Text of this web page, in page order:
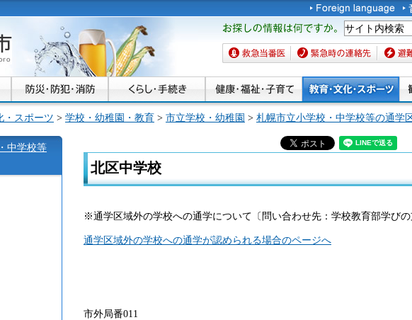
お探しの情報は何です
か。
救急当番医 緊急時の連絡先 避難場
・スポーツ > 学校・幼稚園・教育 > 市立学校・幼稚園 > 札幌市立小学校・中学校等の通学
中学校等
北区中学校
※通学区域外の学校への通学について〔問い合わせ先：学校教育部学び
通学区域外の学校への通学が認められる場合のページへ
市外局番011